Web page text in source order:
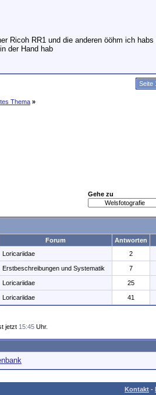
Ricoh RR1 und die anderen ööhm ich
der Hand hab
Seite
Thema »
Gehe zu
Forum Antworten
Loricariidae 2
Erstbeschreibungen und Systematik 7
Loricariidae 25
Loricariidae 41
jetzt 15:45 Uhr.
Kontakt -